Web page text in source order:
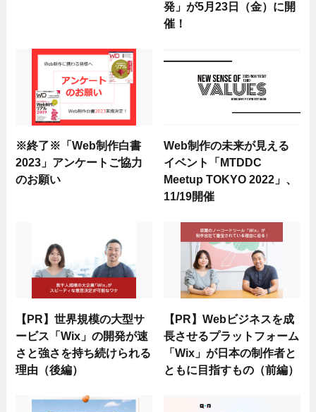
発」が5月23日（金）に開
催！
※終了※「Web制作白書
2023」アンケートご協力
のお願い
Web制作の未来が見える
イベント「MTDDC
Meetup TOKYO 2022」、
11/19開催
【PR】世界規模の大型サ
ービス「Wix」の開発が速
さと強さを持ち続けられる
理由（後編）
【PR】Webビジネスを成
長させるプラットフォーム
「Wix」が日本の制作者と
ともに目指すもの（前編）